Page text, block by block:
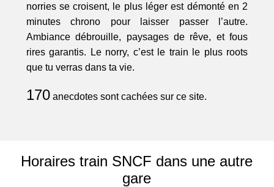
norries se croisent, le plus léger est démonté en 2
minutes chrono pour laisser passer l’autre.
Ambiance débrouille, paysages de rêve, et fous
rires garantis. Le norry, c’est le train le plus roots
que tu verras dans ta vie.
170anecdotes sont cachées sur ce site.
Horaires train SNCF dans une autre
gare